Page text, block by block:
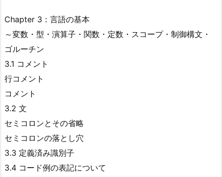
Chapter 3：言語の基本
～変数・型・演算子・関数・定数・スコープ・制御構文・
ゴルーチン
3.1 コメント
行コメント
コメント
3.2 文
セミコロンとその省略
セミコロンの落とし穴
3.3 定義済み識別子
3.4 コード例の表記について